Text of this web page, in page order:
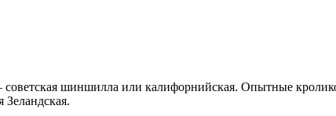
шиншилла или калифорнийская. Опытные